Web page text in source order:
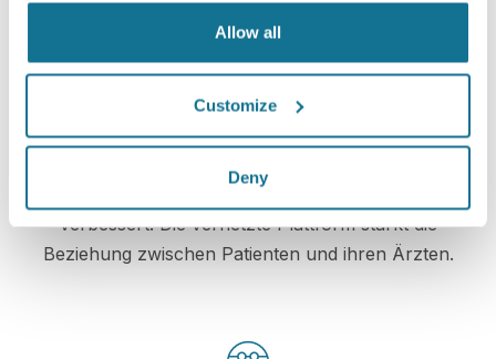
Allow all
Customize
Deny
Verbesserte Patientenbetreuung
Kommunikation zwischen Ärzten und Patienten
verbessert. Die vernetzte Plattform stärkt die
Beziehung zwischen Patienten und ihren Ärzten.